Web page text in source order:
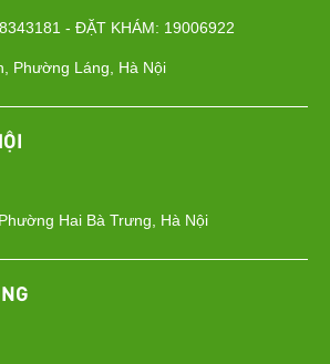
- ĐẶT KHÁM: 19006922
Phường Láng, Hà Nội
Hai Bà Trưng, Hà Nội